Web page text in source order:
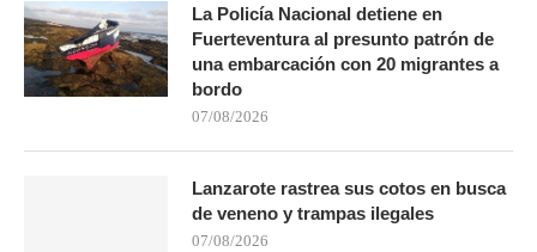
La Policía Nacional detiene en
Fuerteventura al presunto patrón de
una embarcación con 20 migrantes a
bordo
07/08/2026
Lanzarote rastrea sus cotos en busca
de veneno y trampas ilegales
07/08/2026